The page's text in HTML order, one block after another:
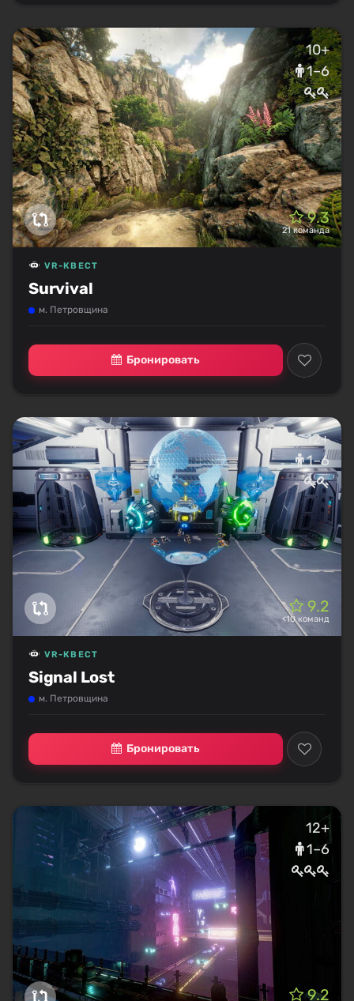
10+
1–6
9.3
21 команда
Survival
VR-КВЕСТ
м. Петровщина
Бронировать
12+
1–6
9.2
<10 команд
Signal Lost
VR-КВЕСТ
м. Петровщина
Бронировать
12+
1–6
9.2